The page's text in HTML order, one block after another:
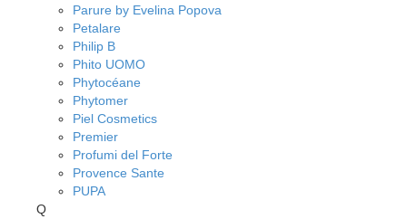
Parure by Evelina Popova
Petalare
Philip B
Phito UOMO
Phytocéane
Phytomer
Piel Cosmetics
Premier
Profumi del Forte
Provence Sante
PUPA
Q